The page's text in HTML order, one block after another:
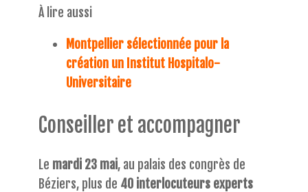
À lire aussi
Montpellier sélectionnée pour la
création un Institut Hospitalo-
Universitaire
Conseiller et accompagner
Le mardi 23 mai, au palais des congrès de
Béziers, plus de 40 interlocuteurs experts